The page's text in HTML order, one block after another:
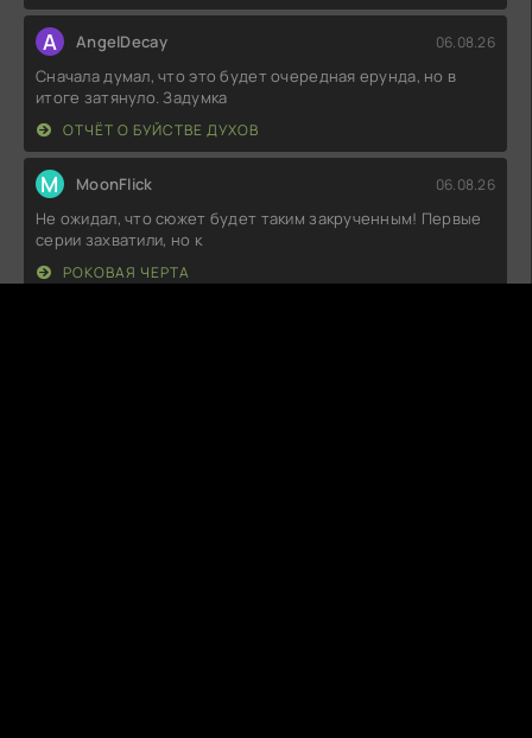
A AngelDecay 06.08.26
Сначала думал, что это будет очередная ерунда, но в
итоге затянуло. Задумка
ОТЧЁТ О БУЙСТВЕ ДУХОВ
M MoonFlick 06.08.26
Не ожидал, что сюжет будет таким закрученным! Первые
серии захватили, но к
РОКОВАЯ ЧЕРТА